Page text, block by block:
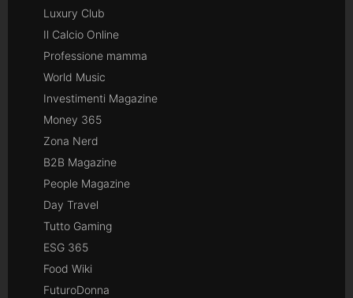
Luxury Club
Il Calcio Online
Professione mamma
World Music
Investimenti Magazine
Money 365
Zona Nerd
B2B Magazine
People Magazine
Day Travel
Tutto Gaming
ESG 365
Food Wiki
FuturoDonna